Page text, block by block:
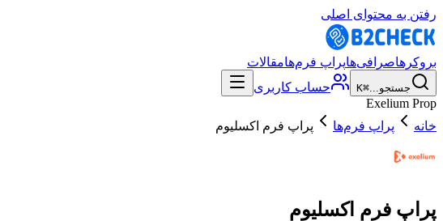
رفتن به محتوای اصلی
بروکرهاصرافی‌هاپراپ فرم‌هامقالات
جستجو...⌘K
حساب کاربری
Exelium Prop
خانه
پراپ فرم‌ها پراپ فرم اکسلیوم
پراپ فرم اکسلیوم